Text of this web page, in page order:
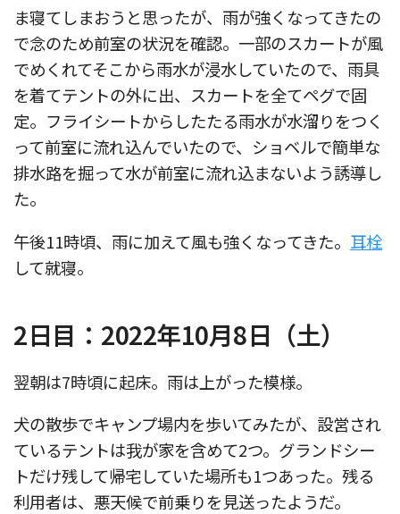
ま寝てしまおうと思ったが、雨が強くなってきたの
で念のため前室の状況を確認。一部のスカートが風
でめくれてそこから雨水が浸水していたので、雨具
を着てテントの外に出、スカートを全てペグで固
定。フライシートからしたたる雨水が水溜りをつく
って前室に流れ込んでいたので、ショベルで簡単な
排水路を掘って水が前室に流れ込まないよう誘導し
た。
午後11時頃、雨に加えて風も強くなってきた。 耳栓
して就寝。
2日目：2022年10月8日（土）
翌朝は7時頃に起床。雨は上がった模様。
犬の散歩でキャンプ場内を歩いてみたが、設営され
ているテントは我が家を含めて2つ。グランドシー
トだけ残して帰宅していた場所も1つあった。残る
利用者は、悪天候で前乗りを見送ったようだ。